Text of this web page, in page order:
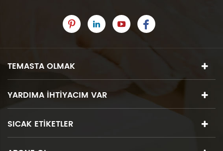
TEMASTA OLMAK
YARDIMA IHTIYACIM VAR
SICAK ETIKETLER